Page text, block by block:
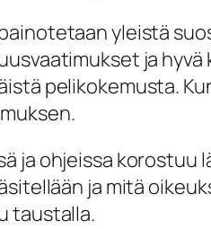
yleistä
ja
pelikokemusta.
ja ohjeissa korostuu
ja mitä
taustalla.